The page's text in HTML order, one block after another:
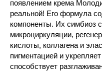
появлением крема
реальной! Его формула
компоненты. Их симбиоз
микроциркуляции,
кислоты, коллагена и
пигментацией и
способствует